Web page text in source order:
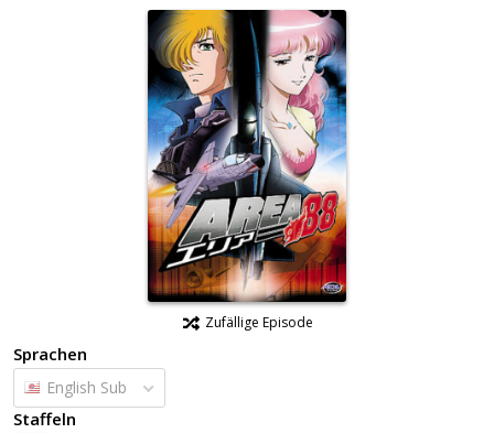
Zufällige Episode
Sprachen
English Sub
Staffeln